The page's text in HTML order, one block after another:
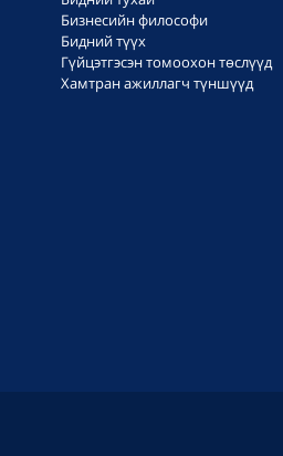
Бизнесийн философи
Бидний түүх
Гүйцэтгэсэн томоохон төслүүд
Хамтран ажиллагч түншүүд